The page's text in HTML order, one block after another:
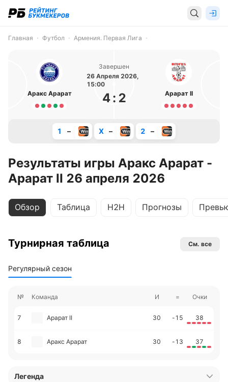
Главная Футбол Армения. Первая Лига
Аракс Арарат
Завершен
26 Апреля 2026,
15:00
4: 2 Арарат II
1 – X – 2 –
Результаты игры Аракс Арарат -
Арарат II 26 апреля 2026
Обзор Таблица H2H Прогнозы
Турнирная таблица См. все
Регулярный сезон
№ Команда И = Очки
7 Арарат II 30 -15 38
8 Аракс Арарат 30 -13 37
Легенда